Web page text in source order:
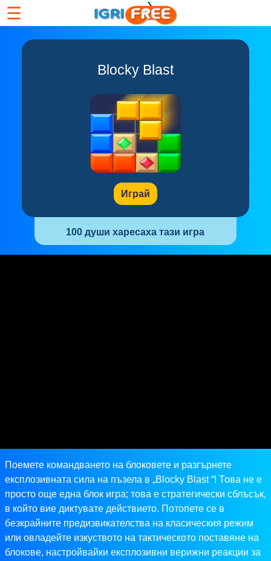
☰
Blocky Blast
Играй
100 души харесаха тази игра
Поемете командването на блоковете и разгърнете
експлозивната сила на пъзела в „Blocky Blast “! Това не е
просто още една блок игра; това е стратегически сблъсък,
в който вие диктувате действието. Потопете се в
безкрайните предизвикателства на класическия режим
или овладейте изкуството на тактическото поставяне на
блокове, настройвайки експлозивни верижни реакции за